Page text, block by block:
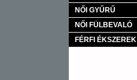
NŐI GYŰRŰ
NŐI FÜLBEVALÓ
FÉRFI ÉKSZEREK